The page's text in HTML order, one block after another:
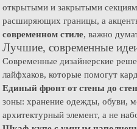
открытыми и закрытыми
расширяющих границы, а
современном стиле, важно
Лучшие, современные
Современные дизайнерские
лайфхаков, которые помогут
Единый фронт от стены до
зоны: хранение одежды, обуви,
архитектурный элемент, а не